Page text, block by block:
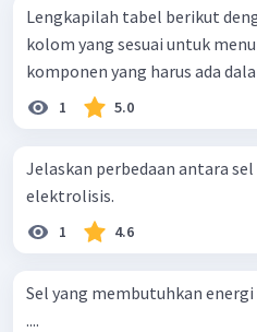
Lengkapilah tabel berikut
kolom yang sesuai untuk
komponen yang harus ada
1 5.0
Jelaskan perbedaan antara
elektrolisis.
1 4.6
Sel yang membutuhkan
....